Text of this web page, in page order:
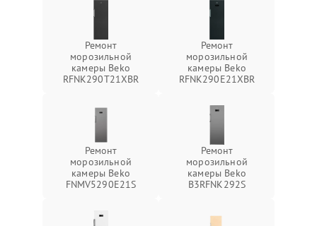
Ремонт
морозильной
камеры Beko
RFNK290T21XBR
Ремонт
морозильной
камеры Beko
RFNK290E21XBR
Ремонт
морозильной
камеры Beko
FNMV5290E21S
Ремонт
морозильной
камеры Beko
B3RFNK292S